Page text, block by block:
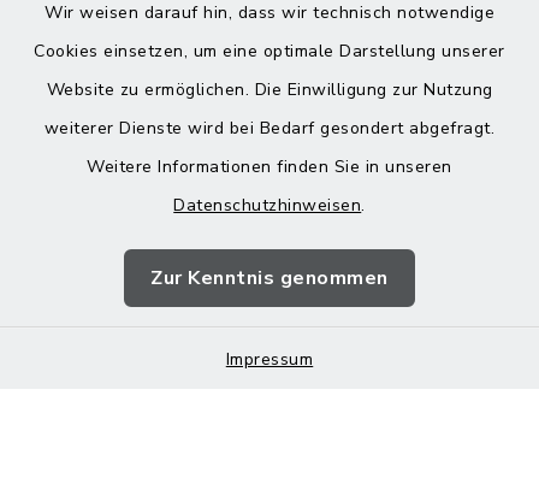
Wir weisen darauf hin, dass wir technisch notwendige
Cookies einsetzen, um eine optimale Darstellung unserer
Website zu ermöglichen. Die Einwilligung zur Nutzung
weiterer Dienste wird bei Bedarf gesondert abgefragt.
Weitere Informationen finden Sie in unseren
Datenschutzhinweisen.
Zur Kenntnis genommen
Impressum
Barrierefreiheit
Impressum
Sitemap